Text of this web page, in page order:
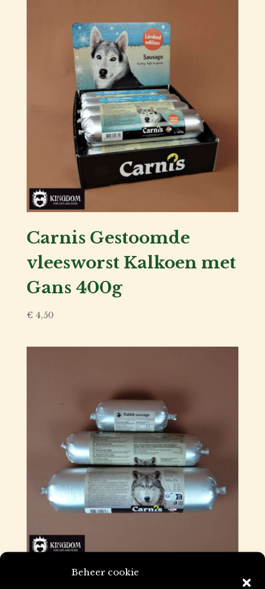
Beheer cookie
Carnis Gestoomde
vleesworst Kalkoen met
Gans 400g
€ 4,50